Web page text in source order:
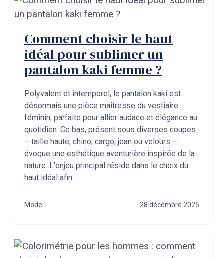
Comment choisir le haut
idéal pour sublimer un
pantalon kaki femme ?
Polyvalent et intemporel, le pantalon kaki est
désormais une pièce maîtresse du vestiaire
féminin, parfaite pour allier audace et élégance au
quotidien. Ce bas, présent sous diverses coupes
– taille haute, chino, cargo, jean ou velours –
évoque une esthétique aventurière inspirée de la
nature. L’enjeu principal réside dans le choix du
haut idéal afin
Mode 28 décembre 2025